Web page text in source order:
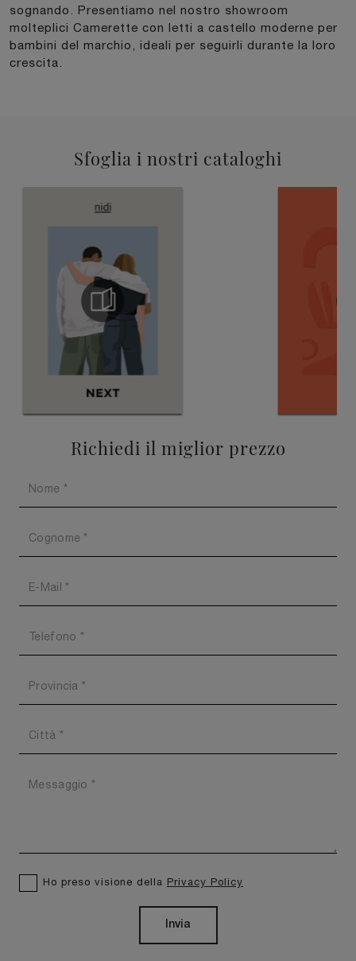
sognando. Presentiamo nel nostro showroom
molteplici Camerette con letti a castello moderne per
bambini del marchio, ideali per seguirli durante la loro
crescita.
Sfoglia i nostri cataloghi
Richiedi il miglior prezzo
Ho preso visione della Privacy Policy
Invia